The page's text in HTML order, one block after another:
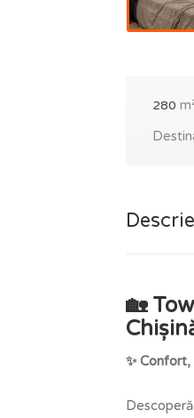
280
🏡
✨